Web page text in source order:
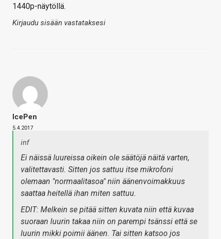
1440p-näytöllä.
Kirjaudu sisään vastataksesi
IcePen
5.4.2017
inf
Ei näissä luureissa oikein ole säätöjä näitä varten,
valitettavasti. Sitten jos sattuu itse mikrofoni
olemaan "normaalitasoa" niin äänenvoimakkuus
saattaa heitellä ihan miten sattuu.
EDIT: Melkein se pitää sitten kuvata niin että kuvaa
suoraan luurin takaa niin on parempi tsänssi että se
luurin mikki poimii äänen. Tai sitten katsoo jos